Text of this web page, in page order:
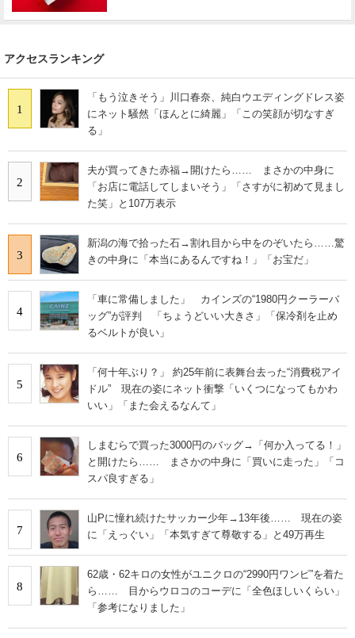
アクセスランキング
1
「もう泣きそう」川口春奈、純白ウエディングドレス姿
にネット騒然「ほんとに綺麗」「この笑顔が切なすぎ
る」
2
夫が買ってきた赤福→開けたら…… まさかの中身に
「お店に電話してしまいそう」「さすがに初めて見まし
た笑」と107万表示
3
新潟の海で拾った石→割れ目から中をのぞいたら……驚
きの中身に「本当にあるんですね！」「お宝だ」
4
「車に常備しました」 カインズの“1980円クーラーバ
ッグ”が評判 「ちょうどいい大きさ」「保冷剤を止め
るベルトが良い」
5
「何十年ぶり？」 約25年前に表舞台去った“消費税アイ
ドル” 現在の姿にネット衝撃「いくつになってもかわ
いい」「また会えるなんて」
6
しまむらで買った3000円のバッグ→「何か入ってる！」
と開けたら…… まさかの中身に「買いに走った」「コ
スパ良すぎる」
7
山Pに憧れ続けたサッカー少年→13年後…… 現在の姿
に「えっぐい」「本気すぎて尊敬する」と49万再生
8
62歳・62キロの女性がユニクロの“2990円ワンピ”を着た
ら…… 目からウロコのコーデに「全色ほしいくらい」
「参考になりました」